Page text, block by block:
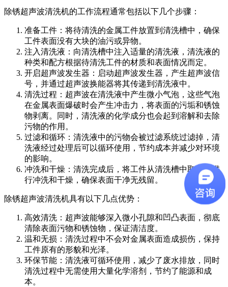
除锈超声波清洗机的工作流程通常包括以下几个步骤：
准备工件：将待清洗的金属工件放置到清洗槽中，确保
工件表面没有大块的油污或异物。
注入清洗液：向清洗槽中注入适量的清洗液，清洗液的
种类和配方根据待清洗工件的材质和表面情况而定。
开启超声波发生器：启动超声波发生器，产生超声波信
号，并通过超声波换能器将其传递到清洗液中。
清洗过程：超声波在清洗液中产生微小气泡，这些气泡
在金属表面爆破时会产生冲击力，将表面的污垢和锈蚀
物剥离。同时，清洗液的化学成分也会起到溶解和去除
污物的作用。
过滤和循环：清洗液中的污物会被过滤系统过滤掉，清
洗液经过处理后可以循环使用，节约成本并减少对环境
的影响。
冲洗和干燥：清洗完成后，将工件从清洗槽中取出，进
行冲洗和干燥，确保表面干净无残留。
除锈超声波清洗机具有以下几点优势：
高效清洗：超声波能够深入微小孔隙和凹凸表面，彻底
清除表面污物和锈蚀物，保证清洁度。
温和无损：清洗过程中不会对金属表面造成损伤，保持
工件原有的形貌和光泽。
环保节能：清洗液可循环使用，减少了废水排放，同时
清洗过程中无需使用大量化学溶剂，节约了能源和成
本。